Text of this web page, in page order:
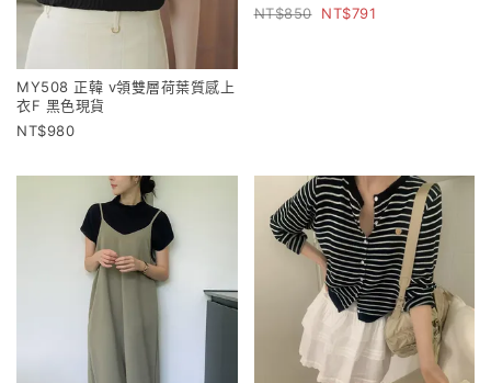
MY508 正韓 v領雙層荷葉質感上
衣F 黑色現貨
980
850
791